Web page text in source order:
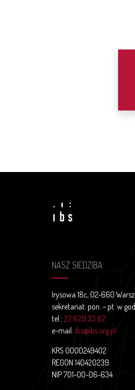
NASZ SIEDZIBA
Irysowa 18c, 02-660
sekretariat: pon. – pt. w
tel.: 22 629 33 82
e-mail: ibs@ibs.org.pl
KRS 0000249402
REGON 140420239
NIP 701-00-06-634